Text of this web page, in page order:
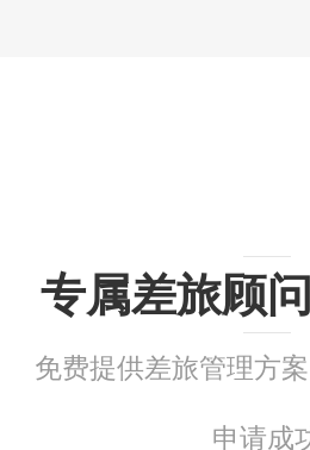
专属差旅顾问
免费提供差旅管理方
申请成